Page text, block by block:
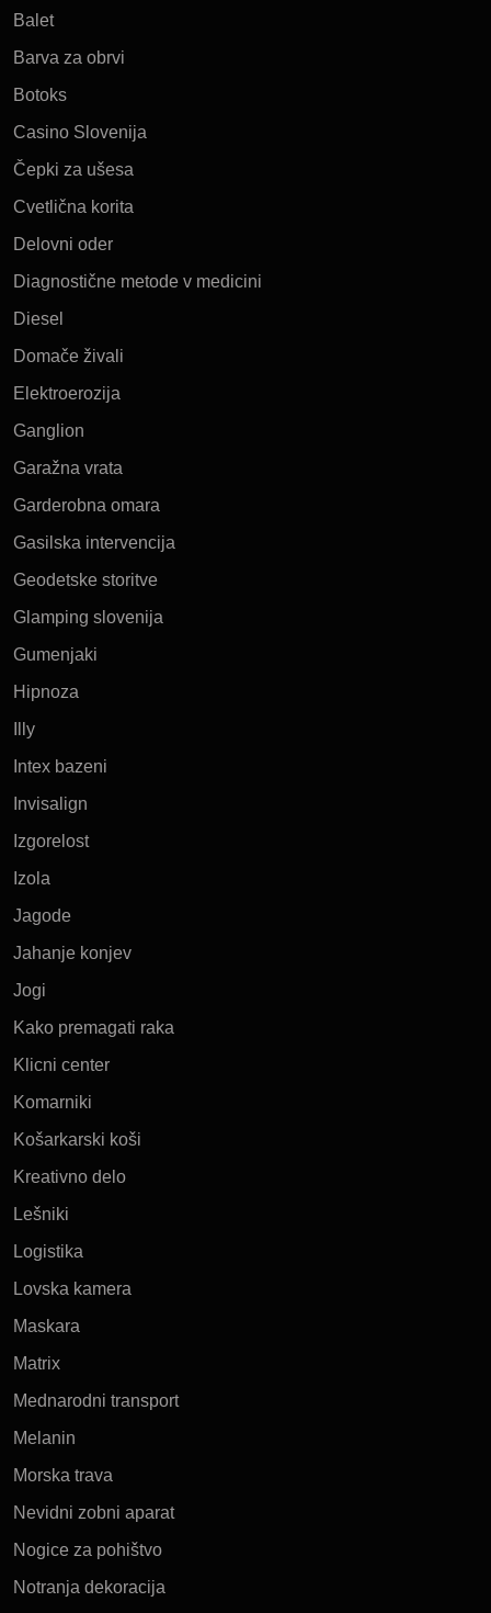
Balet
Barva za obrvi
Botoks
Casino Slovenija
Čepki za ušesa
Cvetlična korita
Delovni oder
Diagnostične metode v medicini
Diesel
Domače živali
Elektroerozija
Ganglion
Garažna vrata
Garderobna omara
Gasilska intervencija
Geodetske storitve
Glamping slovenija
Gumenjaki
Hipnoza
Illy
Intex bazeni
Invisalign
Izgorelost
Izola
Jagode
Jahanje konjev
Jogi
Kako premagati raka
Klicni center
Komarniki
Košarkarski koši
Kreativno delo
Lešniki
Logistika
Lovska kamera
Maskara
Matrix
Mednarodni transport
Melanin
Morska trava
Nevidni zobni aparat
Nogice za pohištvo
Notranja dekoracija